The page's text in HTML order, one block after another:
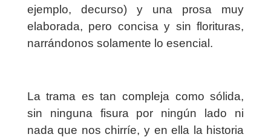
ejemplo, decurso) y una prosa muy
elaborada, pero concisa y sin florituras,
narrándonos solamente lo esencial.
La trama es tan compleja como sólida,
sin ninguna fisura por ningún lado ni
nada que nos chirríe, y en ella la historia